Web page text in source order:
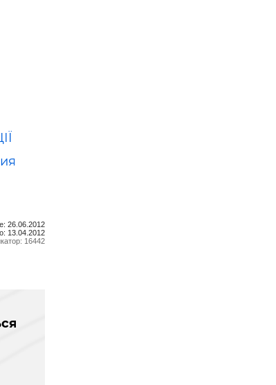
26.06.2012
13.04.2012
16442